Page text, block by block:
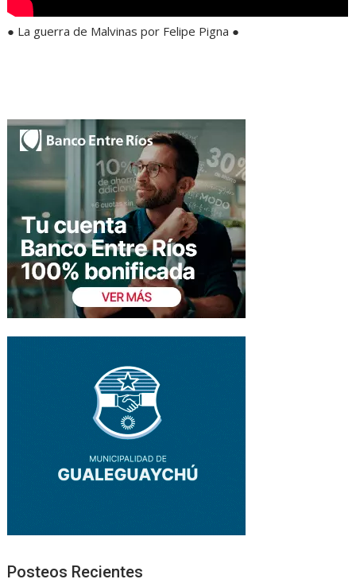
● La guerra de Malvinas por Felipe Pigna ●
Posteos Recientes